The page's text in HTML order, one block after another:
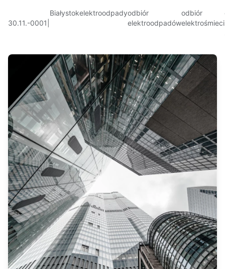
30.11.-0001
Białystokelektroodpadyodbiór
elektroodpadów
odbiór
elektrośmieci